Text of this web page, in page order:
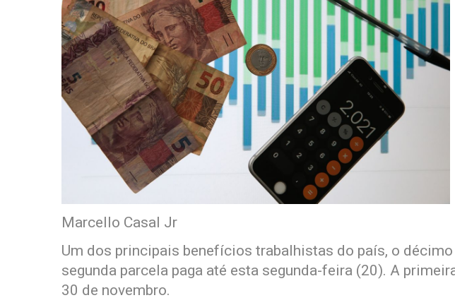
Marcello Casal Jr
Um dos principais benefícios trabalhistas do país, o
segunda parcela paga até esta segunda-feira (20). A
30 de novembro.